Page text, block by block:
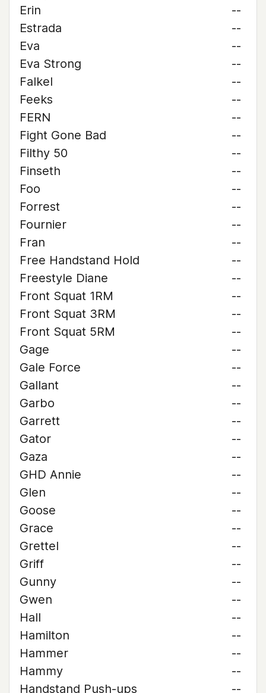
Erin
--
Estrada
--
Eva
--
Eva Strong
--
Falkel
--
Feeks
--
FERN
--
Fight Gone Bad
--
Filthy 50
--
Finseth
--
Foo
--
Forrest
--
Fournier
--
Fran
--
Free Handstand Hold
--
Freestyle Diane
--
Front Squat 1RM
--
Front Squat 3RM
--
Front Squat 5RM
--
Gage
--
Gale Force
--
Gallant
--
Garbo
--
Garrett
--
Gator
--
Gaza
--
GHD Annie
--
Glen
--
Goose
--
Grace
--
Grettel
--
Griff
--
Gunny
--
Gwen
--
Hall
--
Hamilton
--
Hammer
--
Hammy
--
Handstand Push-ups
--